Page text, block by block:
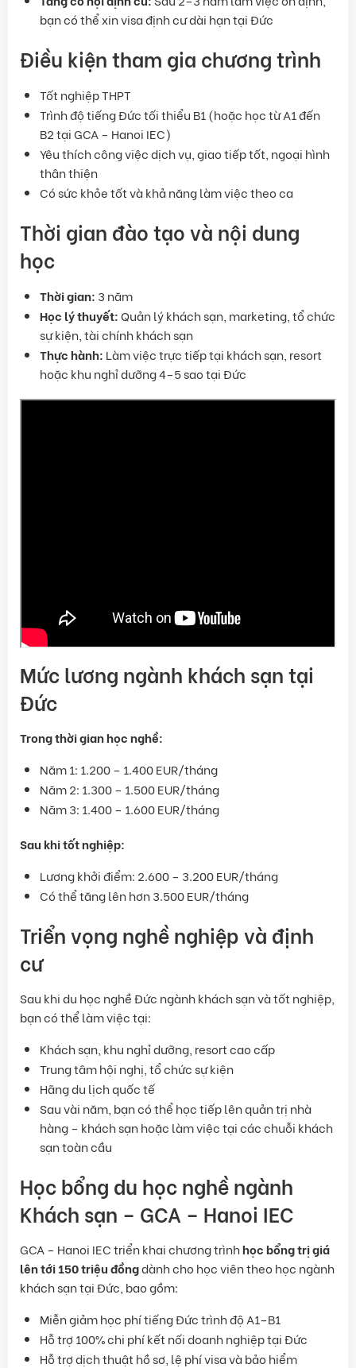
bạn có thể xin visa định cư dài hạn tại Đức
Điều kiện tham gia chương trình
Tốt nghiệp THPT
Trình độ tiếng Đức tối thiểu B1 (hoặc học từ A1 đến
B2 tại GCA – Hanoi IEC)
Yêu thích công việc dịch vụ, giao tiếp tốt, ngoại hình
thân thiện
Có sức khỏe tốt và khả năng làm việc theo ca
Thời gian đào tạo và nội dung
học
Thời gian: 3 năm
Học lý thuyết:Quản lý khách sạn, marketing, tổ chức
sự kiện, tài chính khách sạn
Thực hành: Làm việc trực tiếp tại khách sạn, resort
hoặc khu nghỉ dưỡng 4–5 sao tại Đức
Mức lương ngành khách sạn tại
Đức
Trong thời gian học nghề:
Năm 1: 1.200 – 1.400 EUR/tháng
Năm 2: 1.300 – 1.500 EUR/tháng
Năm 3: 1.400 – 1.600 EUR/tháng
Sau khi tốt nghiệp:
Lương khởi điểm: 2.600 – 3.200 EUR/tháng
Có thể tăng lên hơn 3.500 EUR/tháng
Triển vọng nghề nghiệp và định
cư
Sau khi du học nghề Đức ngành khách sạn và tốt nghiệp,
bạn có thể làm việc tại:
Khách sạn, khu nghỉ dưỡng, resort cao cấp
Trung tâm hội nghị, tổ chức sự kiện
Hãng du lịch quốc tế
Sau vài năm, bạn có thể học tiếp lên quản trị nhà
hàng – khách sạn hoặc làm việc tại các chuỗi khách
sạn toàn cầu
Học bổng du học nghề ngành
Khách sạn – GCA – Hanoi IEC
GCA – Hanoi IEC triển khai chương trìnhhọc bổng trị giá
lên tới 150 triệu đồngdành cho học viên theo học ngành
khách sạn tại Đức, bao gồm:
Miễn giảm học phí tiếng Đức trình độ A1–B1
Hỗ trợ 100% chi phí kết nối doanh nghiệp tại Đức
Hỗ trợ dịch thuật hồ sơ, lệ phí visa và bảo hiểm